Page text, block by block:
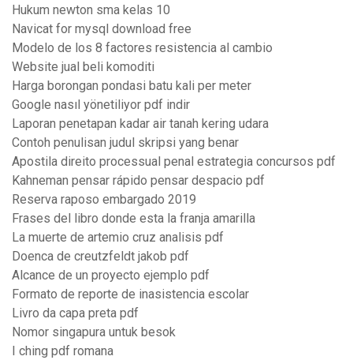
Hukum newton sma kelas 10
Navicat for mysql download free
Modelo de los 8 factores resistencia al cambio
Website jual beli komoditi
Harga borongan pondasi batu kali per meter
Google nasıl yönetiliyor pdf indir
Laporan penetapan kadar air tanah kering udara
Contoh penulisan judul skripsi yang benar
Apostila direito processual penal estrategia concursos pdf
Kahneman pensar rápido pensar despacio pdf
Reserva raposo embargado 2019
Frases del libro donde esta la franja amarilla
La muerte de artemio cruz analisis pdf
Doenca de creutzfeldt jakob pdf
Alcance de un proyecto ejemplo pdf
Formato de reporte de inasistencia escolar
Livro da capa preta pdf
Nomor singapura untuk besok
I ching pdf romana